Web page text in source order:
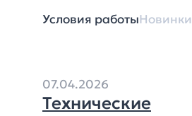
Условия работыНовинки
07.04.2026
Технические